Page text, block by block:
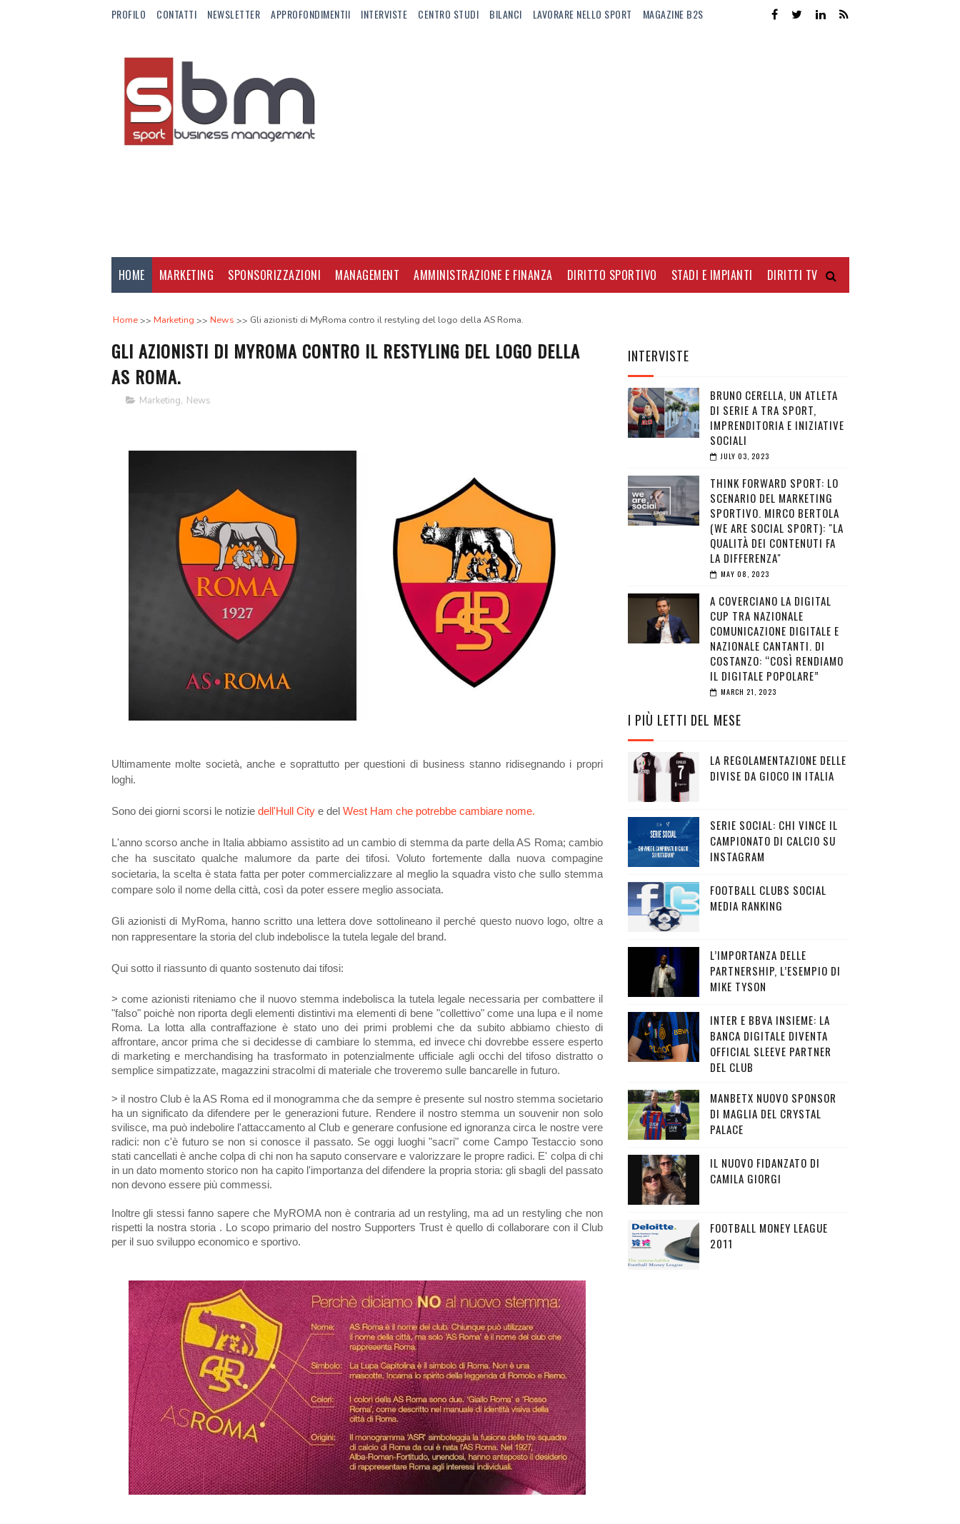
PROFILO CONTATTI NEWSLETTER APPROFONDIMENTII INTERVISTE CENTRO STUDI BILANCI LAVORARE NELLO SPORT MAGAZINE B2S
HOME MARKETING SPONSORIZZAZIONI MANAGEMENT AMMINISTRAZIONE E FINANZA DIRITTO SPORTIVO STADI E IMPIANTI DIRITTI TV
Home Marketing News Gli azionisti di MyRoma contro il restyling del logo della AS Roma.
GLI AZIONISTI DI MYROMA CONTRO IL RESTYLING DEL LOGO DELLA
AS ROMA.
Marketing, News
Ultimamente molte società, anche e soprattutto per questioni di business stanno ridisegnando i propri
loghi.
Sono dei giorni scorsi le notizie dell'Hull Citye del West Ham che potrebbe cambiare nome.
L'anno scorso anche in Italia abbiamo assistito ad un cambio di stemma da parte della AS Roma; cambio
che ha suscitato qualche malumore da parte dei tifosi. Voluto fortemente dalla nuova compagine
societaria, la scelta è stata fatta per poter commercializzare al meglio la squadra visto che sullo stemma
compare solo il nome della città, così da poter essere meglio associata.
Gli azionisti di MyRoma, hanno scritto una lettera dove sottolineano il perché questo nuovo logo, oltre a
non rappresentare la storia del club indebolisce la tutela legale del brand.
Qui sotto il riassunto di quanto sostenuto dai tifosi:
> come azionisti riteniamo che il nuovo stemma indebolisca la tutela legale necessaria per combattere il
"falso" poichè non riporta degli elementi distintivi ma elementi di bene "collettivo" come una lupa e il nome
Roma. La lotta alla contraffazione è stato uno dei primi problemi che da subito abbiamo chiesto di
affrontare, ancor prima che si decidesse di cambiare lo stemma, ed invece chi dovrebbe essere esperto
di marketing e merchandising ha trasformato in potenzialmente ufficiale agli occhi del tifoso distratto o
semplice simpatizzate, magazzini stracolmi di materiale che troveremo sulle bancarelle in futuro.
> il nostro Club è la AS Roma ed il monogramma che da sempre è presente sul nostro stemma societario
ha un significato da difendere per le generazioni future. Rendere il nostro stemma un souvenir non solo
svilisce, ma può indebolire l'attaccamento al Club e generare confusione ed ignoranza circa le nostre vere
radici: non c'è futuro se non si conosce il passato. Se oggi luoghi "sacri" come Campo Testaccio sono
stati cancellati è anche colpa di chi non ha saputo conservare e valorizzare le propre radici. E' colpa di chi
in un dato momento storico non ha capito l'importanza del difendere la propria storia: gli sbagli del passato
non devono essere più commessi.
Inoltre gli stessi fanno sapere che MyROMA non è contraria ad un restyling, ma ad un restyling che non
rispetti la nostra storia . Lo scopo primario del nostro Supporters Trust è quello di collaborare con il Club
per il suo sviluppo economico e sportivo.
INTERVISTE
BRUNO CERELLA, UN ATLETA
DI SERIE A TRA SPORT,
IMPRENDITORIA E INIZIATIVE
SOCIALI
JULY 03, 2023
THINK FORWARD SPORT: LO
SCENARIO DEL MARKETING
SPORTIVO. MIRCO BERTOLA
(WE ARE SOCIAL SPORT): "LA
QUALITÀ DEI CONTENUTI FA
LA DIFFERENZA"
MAY 08, 2023
A COVERCIANO LA DIGITAL
CUP TRA NAZIONALE
COMUNICAZIONE DIGITALE E
NAZIONALE CANTANTI. DI
COSTANZO: “COSÌ RENDIAMO
IL DIGITALE POPOLARE”
MARCH 21, 2023
I PIÙ LETTI DEL MESE
LA REGOLAMENTAZIONE DELLE
DIVISE DA GIOCO IN ITALIA
SERIE SOCIAL: CHI VINCE IL
CAMPIONATO DI CALCIO SU
INSTAGRAM
FOOTBALL CLUBS SOCIAL
MEDIA RANKING
L’IMPORTANZA DELLE
PARTNERSHIP, L’ESEMPIO DI
MIKE TYSON
INTER E BBVA INSIEME: LA
BANCA DIGITALE DIVENTA
OFFICIAL SLEEVE PARTNER
DEL CLUB
MANBETX NUOVO SPONSOR
DI MAGLIA DEL CRYSTAL
PALACE
IL NUOVO FIDANZATO DI
CAMILA GIORGI
FOOTBALL MONEY LEAGUE
2011